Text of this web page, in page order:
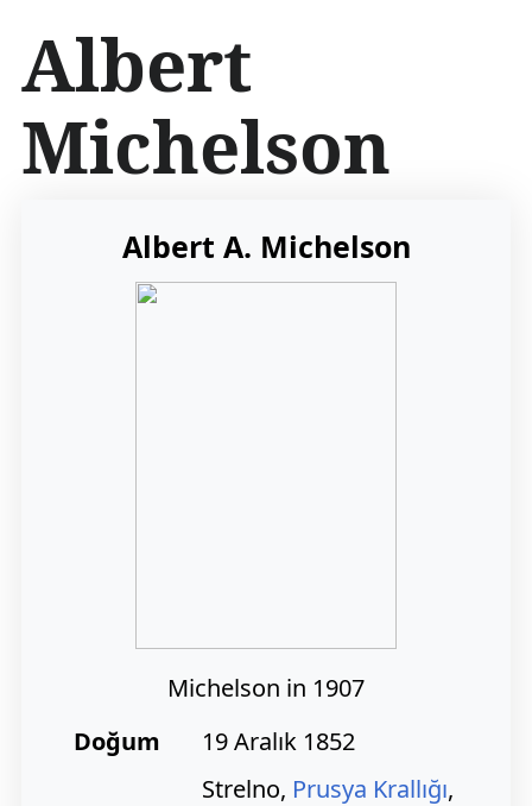
r
i
e
Albert
Michelson
Albert A. Michelson
Michelson in 1907
Doğum
19 Aralık 1852
Strelno, Prusya Krallığı,